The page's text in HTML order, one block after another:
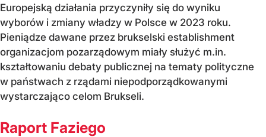
Europejską działania przyczyniły się do wyniku
wyborów i zmiany władzy w Polsce w 2023 roku.
Pieniądze dawane przez brukselski establishment
organizacjom pozarządowym miały służyć m.in.
kształtowaniu debaty publicznej na tematy polityczne
w państwach z rządami niepodporządkowanymi
wystarczająco celom Brukseli.
Raport Faziego